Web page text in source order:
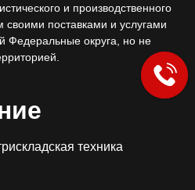
и производственного
поставками и услугами
Федеральные округа, но не
техника